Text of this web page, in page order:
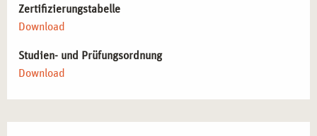
Zertifizierungstabelle
Download
Studien- und Prüfungsordnung
Download